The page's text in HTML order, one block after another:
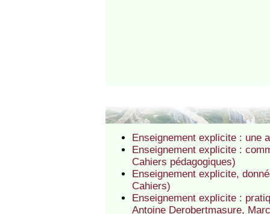
Enseignement explicite : une
Enseignement explicite :
Cahiers pédagogiques)
Enseignement explicite,
Cahiers)
Enseignement explicite :
Antoine Derobertmasure,